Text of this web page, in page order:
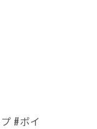
#ポイ